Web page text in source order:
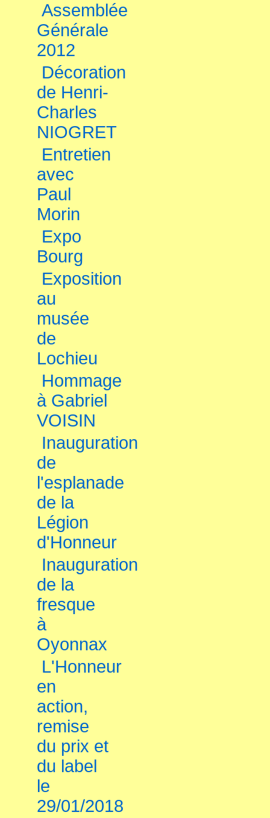
Assemblée
Générale
2012
Décoration
de Henri-
Charles
NIOGRET
Entretien
avec
Paul
Morin
Expo
Bourg
Exposition
au
musée
de
Lochieu
Hommage
à Gabriel
VOISIN
Inauguration
de
l'esplanade
de la
Légion
d'Honneur
Inauguration
de la
fresque
à
Oyonnax
L'Honneur
en
action,
remise
du prix et
du label
le
29/01/2018